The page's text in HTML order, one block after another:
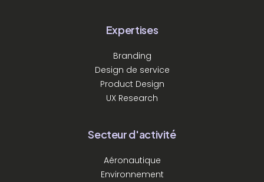
Expertises
Branding
Design de service
Product Design
UX Research
Secteur d'activité
Aéronautique
Environnement